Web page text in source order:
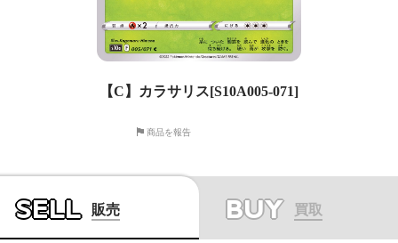
【C】カラサリス[S10A005-071]
商品を報告
SELL 販売 BUY 買取